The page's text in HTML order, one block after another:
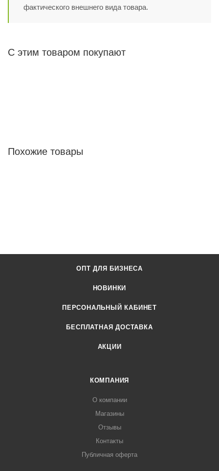
фактического внешнего вида товара.
С этим товаром покупают
Похожие товары
ОПТ ДЛЯ БИЗНЕСА
НОВИНКИ
ПЕРСОНАЛЬНЫЙ КАБИНЕТ
БЕСПЛАТНАЯ ДОСТАВКА
АКЦИИ
КОМПАНИЯ
О компании
Магазины
Отзывы
Контакты
Публичная оферта